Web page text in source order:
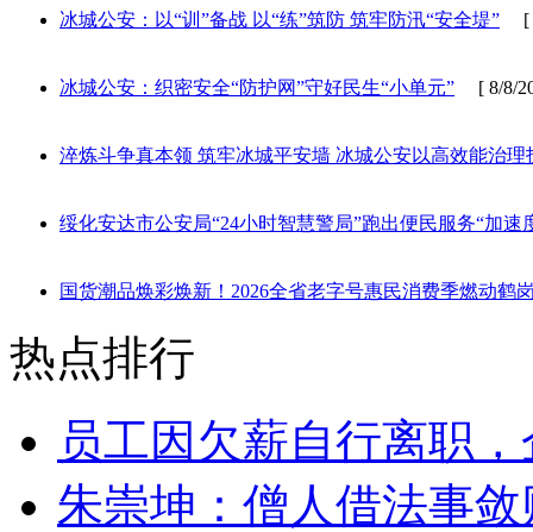
冰城公安：以“训”备战 以“练”筑防 筑牢防汛“安全堤” [
冰城公安：织密安全“防护网”守好民生“小单元” [ 8/8/
淬炼斗争真本领 筑牢冰城平安墙 冰城公安以高效能治理
绥化安达市公安局“24小时智慧警局”跑出便民服务“加速
国货潮品焕彩焕新！2026全省老字号惠民消费季燃动鹤
热点排行
员工因欠薪自行离职
朱崇坤：僧人借法事